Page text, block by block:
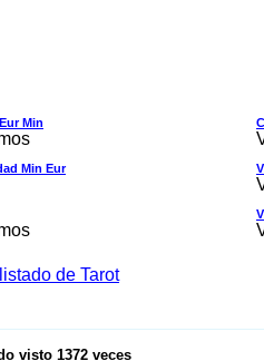
Min
Min Eur
de Tarot
visto 1372veces